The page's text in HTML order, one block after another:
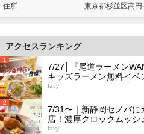
住所 東京都杉並区高
アクセスランキング
1
7/27│『尾道ラーメン
キッズラーメン無料イベ
favy
2
7/31〜｜新静岡セノバに
店！濃厚クロックムッシ
favy